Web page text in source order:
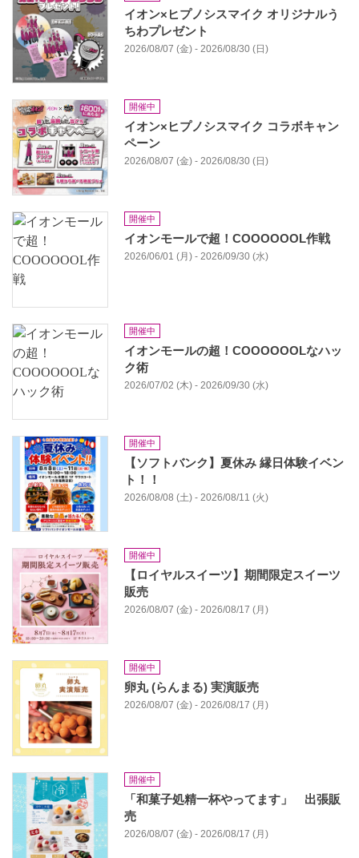
イオン×ヒプノシスマイク オリジナルう
ちわプレゼント
2026/08/07 (金) - 2026/08/30 (日)
開催中
イオン×ヒプノシスマイク コラボキャン
ペーン
2026/08/07 (金) - 2026/08/30 (日)
開催中
イオンモールで超！COOOOOOL作戦
2026/06/01 (月) - 2026/09/30 (水)
開催中
イオンモールの超！COOOOOOLなハッ
ク術
2026/07/02 (木) - 2026/09/30 (水)
開催中
【ソフトバンク】夏休み 縁日体験イベン
ト！！
2026/08/08 (土) - 2026/08/11 (火)
開催中
【ロイヤルスイーツ】期間限定スイーツ
販売
2026/08/07 (金) - 2026/08/17 (月)
開催中
卵丸 (らんまる) 実演販売
2026/08/07 (金) - 2026/08/17 (月)
開催中
「和菓子処精一杯やってます」 出張販
売
2026/08/07 (金) - 2026/08/17 (月)